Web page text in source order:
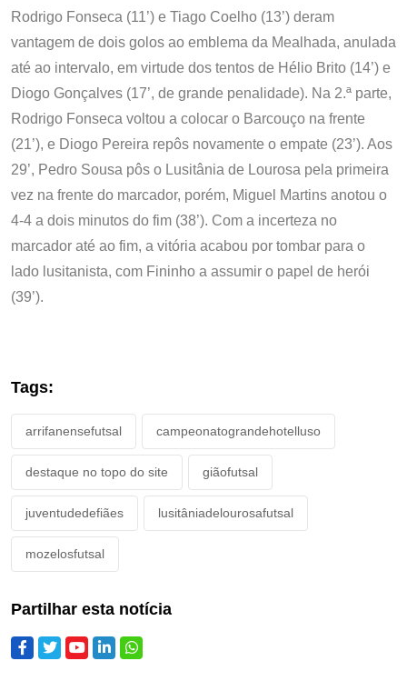
Rodrigo Fonseca (11’) e Tiago Coelho (13’) deram
vantagem de dois golos ao emblema da Mealhada, anulada
até ao intervalo, em virtude dos tentos de Hélio Brito (14’) e
Diogo Gonçalves (17’, de grande penalidade). Na 2.ª parte,
Rodrigo Fonseca voltou a colocar o Barcouço na frente
(21’), e Diogo Pereira repôs novamente o empate (23’). Aos
29’, Pedro Sousa pôs o Lusitânia de Lourosa pela primeira
vez na frente do marcador, porém, Miguel Martins anotou o
4-4 a dois minutos do fim (38’). Com a incerteza no
marcador até ao fim, a vitória acabou por tombar para o
lado lusitanista, com Fininho a assumir o papel de herói
(39’).
Tags:
arrifanensefutsal campeonatograndehotelluso
destaque no topo do site giãofutsal
juventudedefiães lusitâniadelourosafutsal
mozelosfutsal
Partilhar esta notícia